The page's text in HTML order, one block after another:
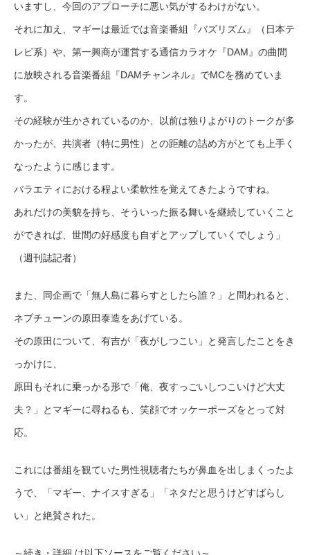
いますし、今回のアプローチに悪い気がするわけがない。
それに加え、マギーは最近では音楽番組『バズリズム』（日本テ
レビ系）や、第一興商が運営する通信カラオケ『DAM』の曲間
に放映される音楽番組『DAMチャンネル』でMCを務めていま
す。
その経験が生かされているのか、以前は独りよがりのトークが多
かったが、共演者（特に男性）との距離の詰め方がとても上手く
なったように感じます。
バラエティにおける程よい柔軟性を覚えてきたようですね。
あれだけの美貌を持ち、そういった振る舞いを継続していくこと
ができれば、世間の好感度も自ずとアップしていくでしょう」
（週刊誌記者）
また、同企画で「無人島に暮らすとしたら誰？」と問われると、
ネプチューンの原田泰造をあげている。
その原田について、有吉が「夜がしつこい」と発言したことをき
っかけに、
原田もそれに乗っかる形で「俺、夜すっごいしつこいけど大丈
夫？」とマギーに尋ねるも、笑顔でオッケーポーズをとって対
応。
これには番組を観ていた男性視聴者たちが鼻血を出しまくったよ
うで、「マギー、ナイスすぎる」「ネタだと思うけどすばらし
い」と絶賛された。